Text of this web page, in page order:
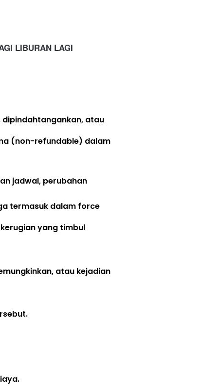
LIBURAN LAGI
atau
(non-refundable) dalam
jadwal, perubahan
termasuk dalam force
yang timbul
atau kejadian